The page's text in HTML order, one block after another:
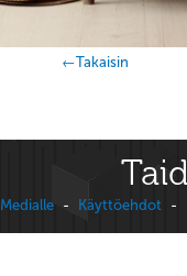
←Takaisin
Medialle - Käyttöehdot -